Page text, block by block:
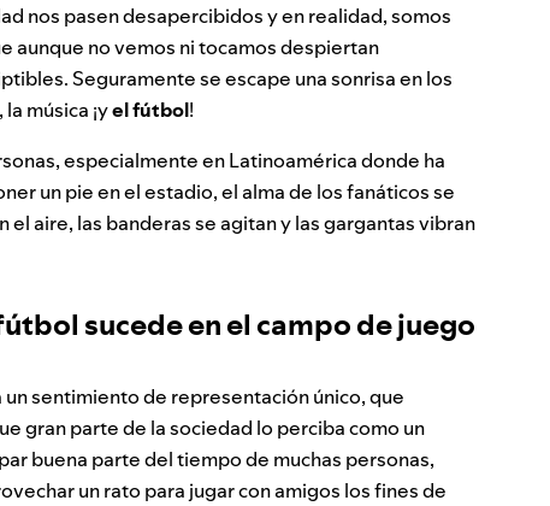
nos pasen desapercibidos y en realidad, somos
aunque no vemos ni tocamos despiertan
Seguramente se escape una sonrisa en los
música ¡yel fútbol!
especialmente en Latinoamérica donde ha
un pie en el estadio, el alma de los fanáticos se
aire, las banderas se agitan y las gargantas vibran
sucede en el campo de juego
sentimiento de representación único, que
gran parte de la sociedad lo perciba como un
buena parte del tiempo de muchas personas,
un rato para jugar con amigos los fines de